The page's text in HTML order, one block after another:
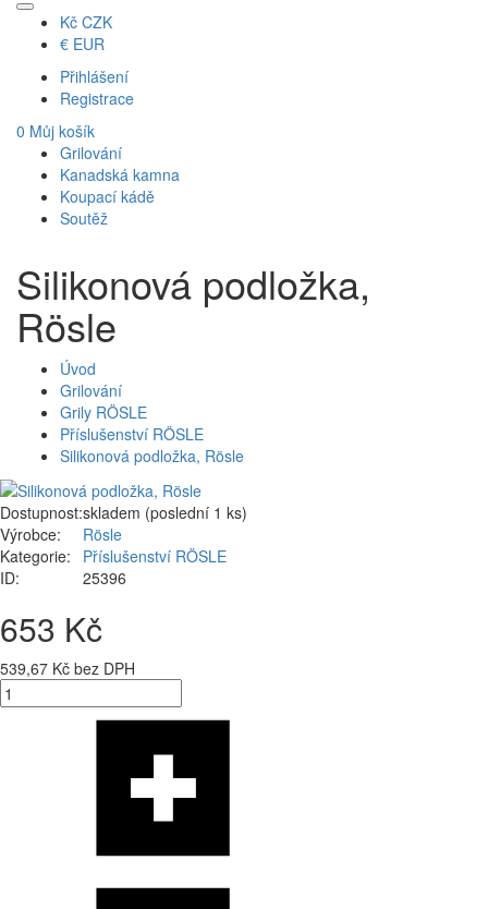
Kč CZK
€ EUR
Přihlášení
Registrace
0 Můj košík
Grilování
Kanadská kamna
Koupací kádě
Soutěž
Silikonová podložka,
Rösle
Úvod
Grilování
Grily RÖSLE
Příslušenství RÖSLE
Silikonová podložka, Rösle
Dostupnost:skladem (poslední 1 ks)
Výrobce:
Rösle
Kategorie:
Příslušenství RÖSLE
ID:
25396
653 Kč
539,67 Kč bez DPH